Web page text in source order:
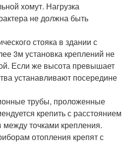
хомут. Нагрузка
не должна быть
стояка в здании с
3м установка креплений не
Если же высота превышает
устанавливают посередине
трубы, проложенные
крепить с расстоянием
между точками крепления.
отопления крепят с